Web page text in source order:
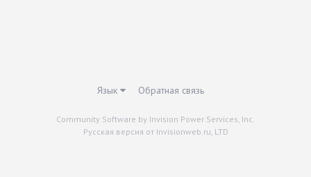
Язык Обратная связь
Community Software by Invision Power Services, Inc.
Русская версия от Invisionweb.ru, LTD